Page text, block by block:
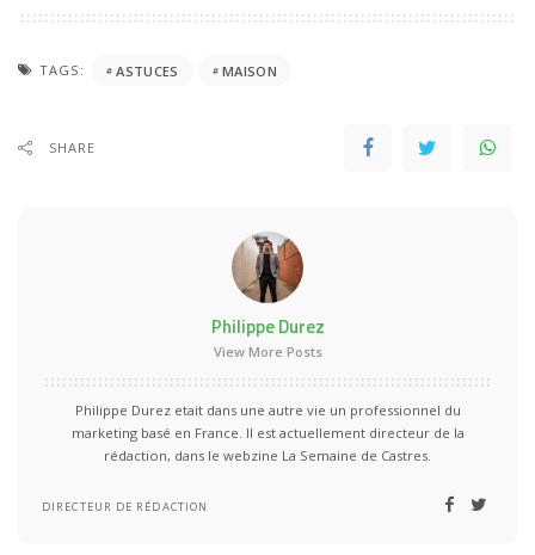
TAGS: ASTUCES MAISON
SHARE
Philippe Durez
View More Posts
Philippe Durez etait dans une autre vie un professionnel du
marketing basé en France. Il est actuellement directeur de la
rédaction, dans le webzine La Semaine de Castres.
DIRECTEUR DE RÉDACTION